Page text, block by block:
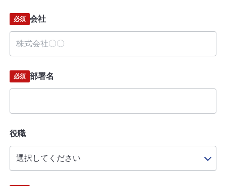
会社
必須
部署名
必須
役職